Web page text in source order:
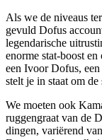
Als we de niveaus
gevuld Dofus
legendarische
enorme stat-boost
een Ivoor Dofus,
stelt je in staat om
We moeten ook
ruggengraat van de
dingen, variërend